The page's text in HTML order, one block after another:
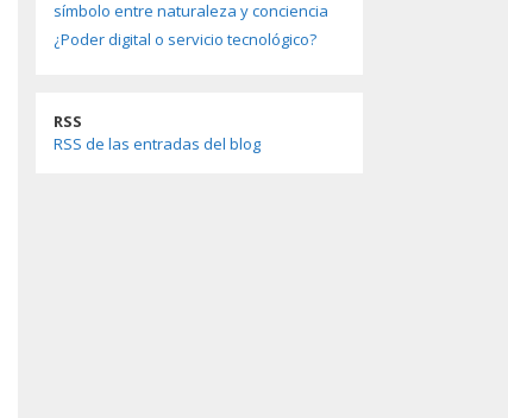
símbolo entre naturaleza y conciencia
¿Poder digital o servicio tecnológico?
RSS
RSS de las entradas del blog